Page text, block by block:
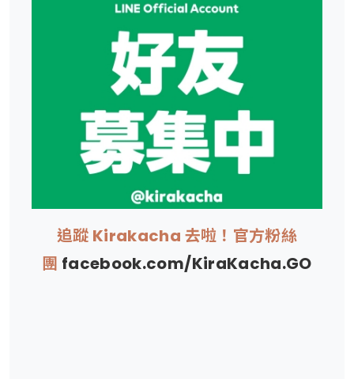
追蹤 Kirakacha 去啦！官方粉絲
團 facebook.com/KiraKacha.GO